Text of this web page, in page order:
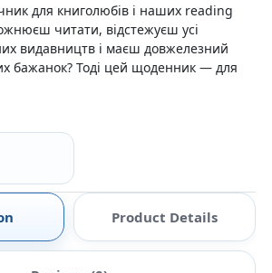
для книголюбів і наших reading
читати, відстежуєш усі
видавництв і маєш довжелезний
бажанок? Тоді цей щоденник — для
Product Details